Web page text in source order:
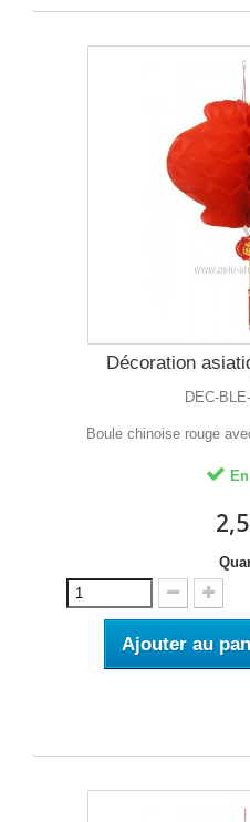
Décoration
DEC-
Boule chinoise rouge
Ajouter au